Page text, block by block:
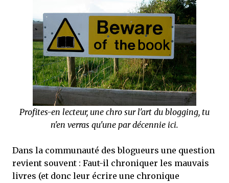
que Thomas connaissait et appréciait Olivier. Marlowe découvre une ville qu’il
ne connaissait pas, habitée par la méfiance, la peur et le rigorisme de la Ligue,
une ville pleine de mystères et de vieilles rancœurs. La Dame d...
Profites-en lecteur, une chro sur l'art du blogging, tu
n'en verras qu'une par décennie ici.
Dans la communauté des blogueurs une question
revient souvent : Faut-il chroniquer les mauvais
livres (et donc leur écrire une chronique